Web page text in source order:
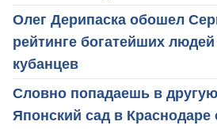
Олег Дерипаска обошел
рейтинге богатейших
кубанцев
Словно попадаешь в
Японский сад в Краснодаре